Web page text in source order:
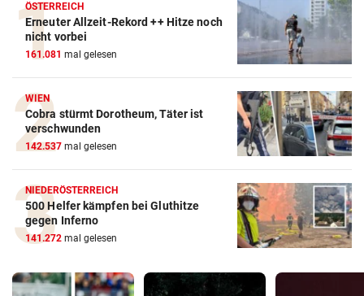
ÖSTERREICH
Erneuter Allzeit-Rekord ++ Hitze noch
nicht vorbei
161.081 mal gelesen
WIEN
Cobra stürmt Dorotheum, Täter ist
verschwunden
142.537 mal gelesen
NIEDERÖSTERREICH
500 Helfer kämpfen bei Gluthitze
gegen Inferno
141.272 mal gelesen